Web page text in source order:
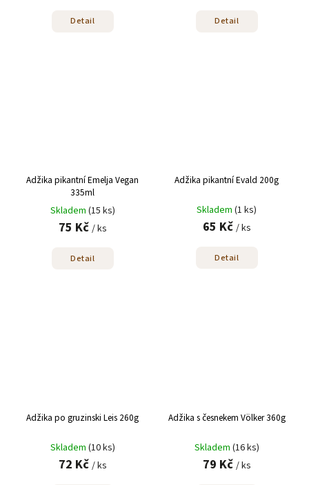
Detail Detail
Adžika pikantní Emelja Vegan
335ml
Skladem (15 ks)
75 Kč / ks
Detail
Adžika pikantní Evald 200g
Skladem (1 ks)
65 Kč / ks
Detail
Adžika po gruzinski Leis 260g
Skladem (10 ks)
72 Kč / ks
Adžika s česnekem Völker 360g
Skladem (16 ks)
79 Kč / ks